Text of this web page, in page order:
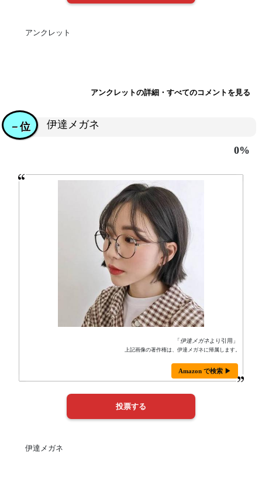
アンクレット
アンクレットの詳細・すべてのコメントを見る
伊達メガネ
－位
0%
「伊達メガネより引用」
上記画像の著作権は、伊達メガネに帰属します。
Amazon で検索 ▶
伊達メガネ